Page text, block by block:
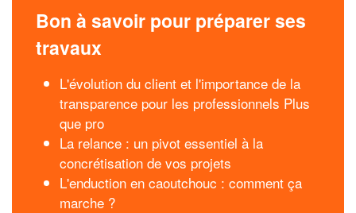
Bon à savoir pour préparer ses
travaux
L'évolution du client et l'importance de la
transparence pour les professionnels Plus
que pro
La relance : un pivot essentiel à la
concrétisation de vos projets
L'enduction en caoutchouc : comment ça
marche ?